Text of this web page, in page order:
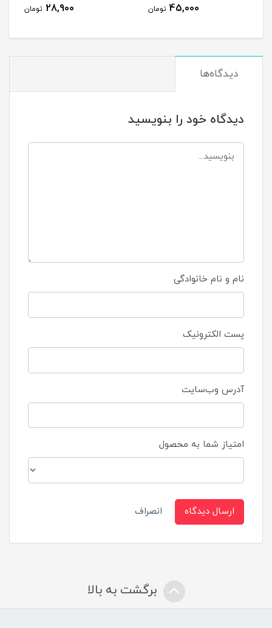
45,000 تومان 28,900 تومان
دیدگاه‌ها
دیدگاه خود را بنویسید
نام و نام خانوادگی
پست الکترونیک
آدرس وب‌سایت
امتیاز شما به محصول
ارسال دیدگاه انصراف
برگشت به بالا